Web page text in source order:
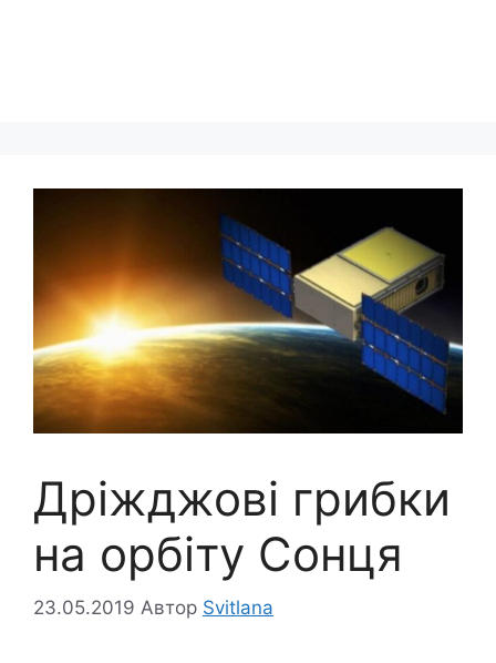
Дріжджові грибки
на орбіту Сонця
23.05.2019 Автор Svitlana